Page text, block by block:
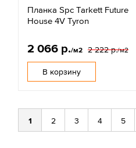
Планка Spc Tarkett Future
House 4V Tyron
2 066 р./м2 2 222 р./м2
В корзину
1 2 3 4 5